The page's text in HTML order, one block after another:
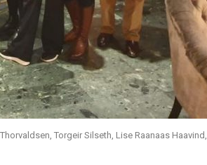
Torgeir Silseth, Lise Raanaas Haavind,